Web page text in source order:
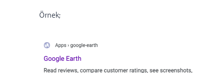
Örnek;